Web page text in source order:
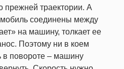
прежней траектории. А
соединены между
на машину, толкает ее
Поэтому ни в коем
в повороте – машину